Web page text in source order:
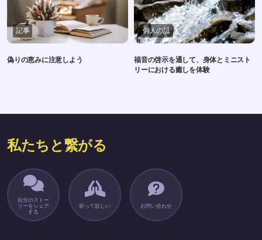
記事
偽りの恵みに注意しよう
個人の証
福音の啓示を通して、身体とミニスト
リーにおける癒しを体験
私たちと繋がる
自分のストー
リーをシェア
する
祈って欲しい お問い合わせ